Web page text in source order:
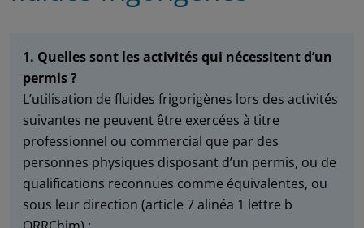
1. Quelles sont les activités qui nécessitent d’un
permis ?
L’utilisation de fluides frigorigènes lors des activités
suivantes ne peuvent être exercées à titre
professionnel ou commercial que par des
personnes physiques disposant d’un permis, ou de
qualifications reconnues comme équivalentes, ou
sous leur direction (article 7 alinéa 1 lettre b